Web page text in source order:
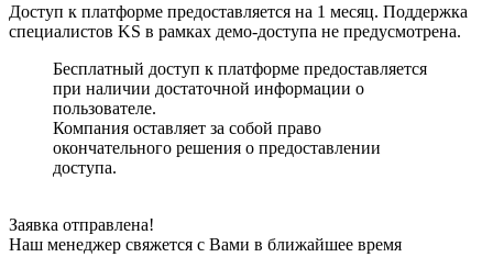
Доступ к платформе предоставляется на 1 месяц. Поддержка
специалистов KS в рамках демо-доступа не предусмотрена.
Бесплатный доступ к платформе предоставляется
при наличии достаточной информации о
пользователе.
Компания оставляет за собой право
окончательного решения о предоставлении
доступа.
Заявка отправлена!
Наш менеджер свяжется с Вами в ближайшее время